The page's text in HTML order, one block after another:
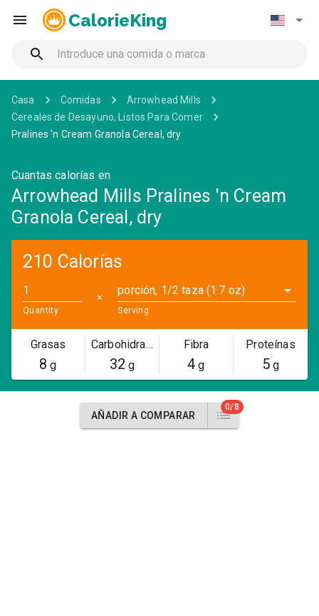
CalorieKing
Casa Comidas
Arrowhead Mills
Cereales de Desayuno, Listos Para Comer
Pralines 'n Cream Granola Cereal, dry
Cuantas calorías en
Arrowhead Mills Pralines 'n Cream
Granola Cereal, dry
210 Calorías
Quantity
✕
porción, 1/2 taza (1.7 oz)
Serving
Grasas
8 g
Carbohidratos
32 g
Fibra
4 g
Proteínas
5g
AÑADIR A COMPARAR
0/8